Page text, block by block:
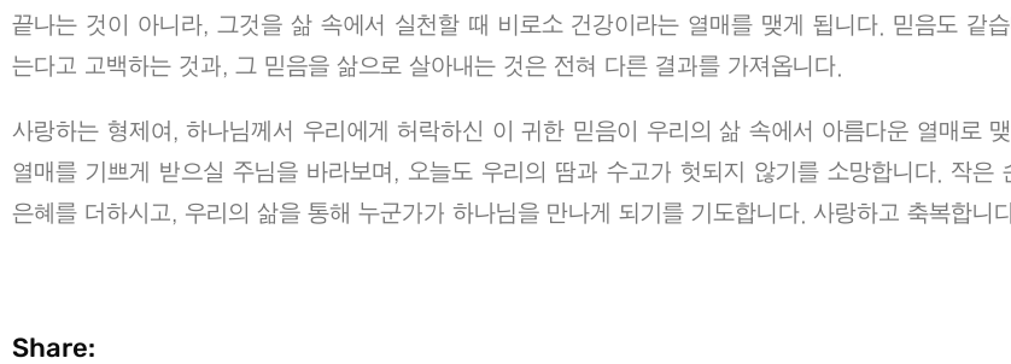
끝나는 것이 아니라, 그것을 삶 속에서 실천할 때 비로소 건강이라는 열매를 맺게 됩니다. 믿음도 같
는다고 고백하는 것과, 그 믿음을 삶으로 살아내는 것은 전혀 다른 결과를 가져옵니다.
사랑하는 형제여, 하나님께서 우리에게 허락하신 이 귀한 믿음이 우리의 삶 속에서 아름다운 열매로
열매를 기쁘게 받으실 주님을 바라보며, 오늘도 우리의 땀과 수고가 헛되지 않기를 소망합니다. 작은
은혜를 더하시고, 우리의 삶을 통해 누군가가 하나님을 만나게 되기를 기도합니다. 사랑하고 축복합니
Share: